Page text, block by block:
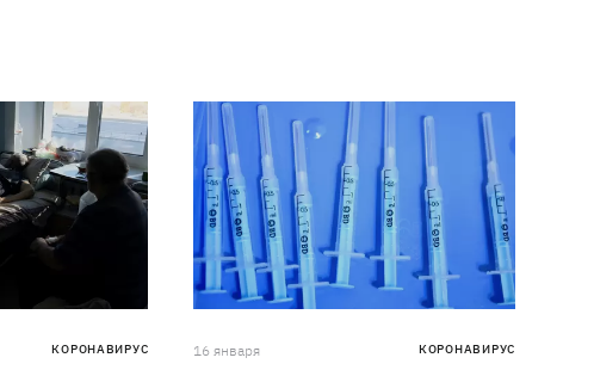
КОРОНАВИРУС 16 января КОРОНАВИРУС